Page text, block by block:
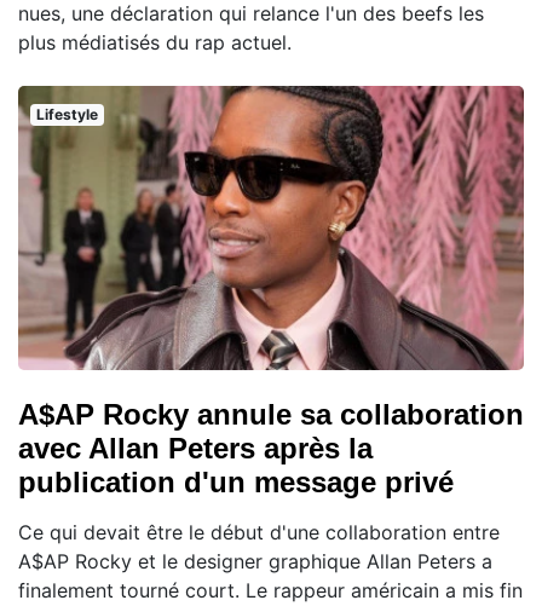
nues, une déclaration qui relance l'un des beefs les
plus médiatisés du rap actuel.
Lifestyle
A$AP Rocky annule sa collaboration
avec Allan Peters après la
publication d'un message privé
Ce qui devait être le début d'une collaboration entre
A$AP Rocky et le designer graphique Allan Peters a
finalement tourné court. Le rappeur américain a mis fin